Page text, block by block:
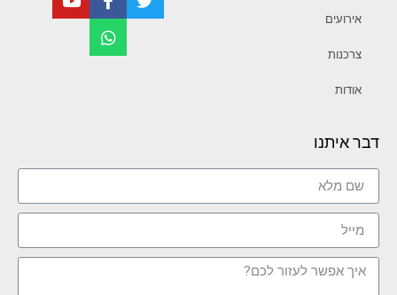
אירועים
צרכנות
אודות
דבר איתנו